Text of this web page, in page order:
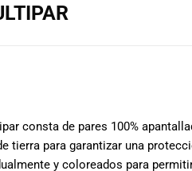
consta de pares 100%
tierra para garantizar una
y coloreados para